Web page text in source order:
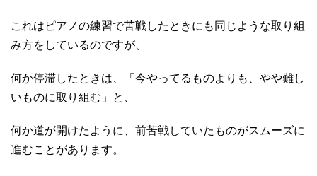
これはピアノの練習で苦戦したときにも同じような取り組
み方をしているのですが、
何か停滞したときは、「今やってるものよりも、やや難し
いものに取り組む」と、
何か道が開けたように、前苦戦していたものがスムーズに
進むことがあります。